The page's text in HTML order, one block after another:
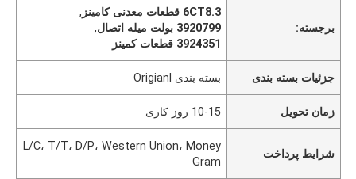
برجسته:
6CT8.3 قطعات معدنی کامینز
,
3920799 بولت میله اتصال
,
3924351 قطعات کمینز
جزئیات بسته بندی بسته بندی Origianl
زمان تحویل 10-15 روز کاری
شرایط پرداخت
L/C، T/T، D/P، Western Union، Money
Gram